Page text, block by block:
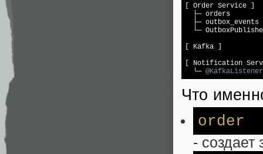
[ Order Service ]
  ├─ orders
├─ outbox_events
└─
[ Kafka ]
[ Notification
  └─
@KafkaListener
Что
order
- создает